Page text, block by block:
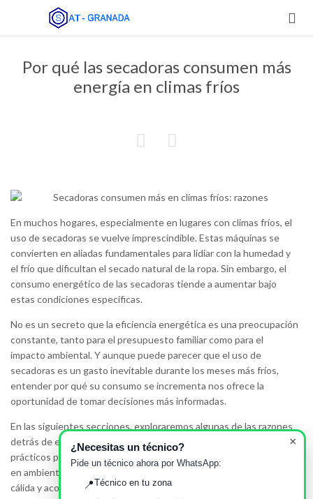

Por qué las secadoras consumen más
energía en climas fríos
 
En muchos hogares, especialmente en lugares con climas fríos, el
uso de secadoras se vuelve imprescindible. Estas máquinas se
convierten en aliadas fundamentales para lidiar con la humedad y
el frío que dificultan el secado natural de la ropa. Sin embargo, el
consumo energético de las secadoras tiende a aumentar bajo
estas condiciones específicas.
No es un secreto que la eficiencia energética es una preocupación
constante, tanto para el presupuesto familiar como para el
impacto ambiental. Y aunque puede parecer que el uso de
secadoras es un gasto inevitable durante los meses más fríos,
entender por qué su consumo se incrementa nos ofrece la
oportunidad de tomar decisiones más informadas.
En las siguientes secciones, exploraremos algunas de las razones
detrás de este fenómeno. Además, proporcionaremos consejos
prácticos para que puedas optimizar el rendimiento de tu secadora
en ambientes fríos. Al final, la idea es que disfrutes de una casa
cálida y acogedora sin que ello signifique romper la hucha.
×
¿Necesitas un técnico?
Pide un técnico ahora por WhatsApp:
📍Técnico en tu zona